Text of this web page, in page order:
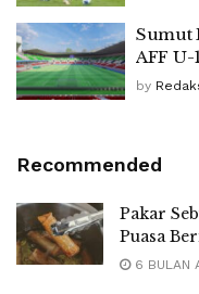
Sumut
AFF U-
by
Recommended
Pakar
Puasa
6 BULAN